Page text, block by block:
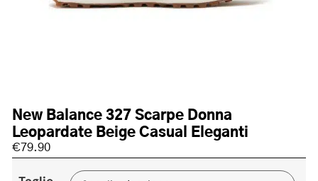
New Balance 327 Scarpe Donna
Leopardate Beige Casual Eleganti
€79.90